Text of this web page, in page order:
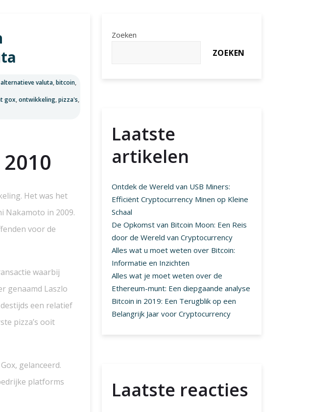
alternatieve valuta,bitcoin,
gox,ontwikkeling,pizza's,
Het was het
Nakamoto in 2009.
voor de
waarbij
genaamd Laszlo
een relatief
pizza’s ooit
gelanceerd.
platforms
Zoeken
ZOEKEN
Laatste
artikelen
Ontdek de Wereld van USB Miners:
Efficiënt Cryptocurrency Minen op Kleine
Schaal
De Opkomst van Bitcoin Moon: Een Reis
door de Wereld van Cryptocurrency
Alles wat u moet weten over Bitcoin:
Informatie en Inzichten
Alles wat je moet weten over de
Ethereum-munt: Een diepgaande analyse
Bitcoin in 2019: Een Terugblik op een
Belangrijk Jaar voor Cryptocurrency
Laatste reacties